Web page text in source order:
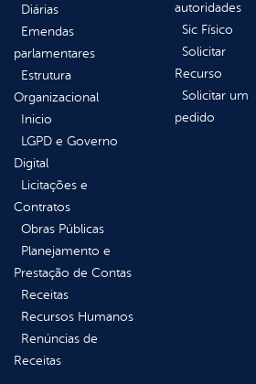
Diárias
Emendas
parlamentares
Estrutura
Organizacional
Inicio
LGPD e Governo
Digital
Licitações e
Contratos
Obras Públicas
Planejamento e
Prestação de Contas
Receitas
Recursos Humanos
Renúncias de
Receitas
autoridades
Sic Físico
Solicitar
Recurso
Solicitar um
pedido